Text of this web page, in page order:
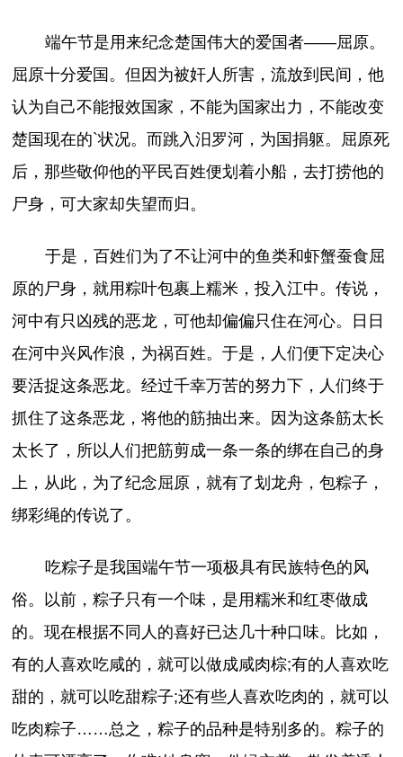
端午节是用来纪念楚国伟大的爱国者——屈原。
屈原十分爱国。但因为被奸人所害，流放到民间，他
认为自己不能报效国家，不能为国家出力，不能改变
楚国现在的`状况。而跳入汨罗河，为国捐躯。屈原死
后，那些敬仰他的平民百姓便划着小船，去打捞他的
尸身，可大家却失望而归。
于是，百姓们为了不让河中的鱼类和虾蟹蚕食屈
原的尸身，就用粽叶包裹上糯米，投入江中。传说，
河中有只凶残的恶龙，可他却偏偏只住在河心。日日
在河中兴风作浪，为祸百姓。于是，人们便下定决心
要活捉这条恶龙。经过千幸万苦的努力下，人们终于
抓住了这条恶龙，将他的筋抽出来。因为这条筋太长
太长了，所以人们把筋剪成一条一条的绑在自己的身
上，从此，为了纪念屈原，就有了划龙舟，包粽子，
绑彩绳的传说了。
吃粽子是我国端午节一项极具有民族特色的风
俗。以前，粽子只有一个味，是用糯米和红枣做成
的。现在根据不同人的喜好已达几十种口味。比如，
有的人喜欢吃咸的，就可以做成咸肉棕;有的人喜欢吃
甜的，就可以吃甜粽子;还有些人喜欢吃肉的，就可以
吃肉粽子……总之，粽子的品种是特别多的。粽子的